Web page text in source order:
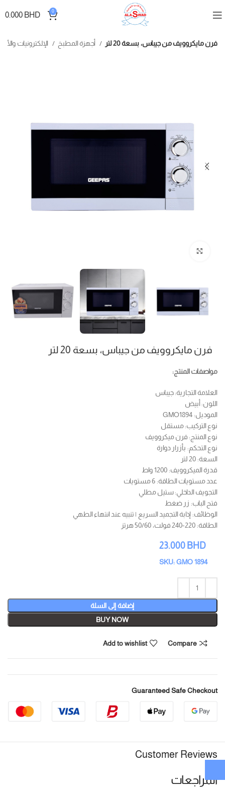
0
0.000 BHD
فرن مايكروويف من جيباس، بسعة 20 لتر
فرن مايكروويف من جيباس، بسعة 20 لتر
مواصفات المنتج:
العلامة التجارية: جيباس
اللون: أبيض
الموديل: GMO1894
نوع التركيب: مستقل
نوع المنتج: فرن ميكروويف
نوع التحكم: بأزرار دوارة
السعة: 20 لتر
قدرة الميكروويف: 1200 واط
عدد مستويات الطاقة: 6 مستويات
التجويف الداخلي: ستيل مطلي
فتح الباب: زر ضغط
الوظائف: إذابة التجميد السريع | تنبيه عند انتهاء الطهي
الطاقة: 220-240 فولت، 50/60 هرتز
23.000 BHD
SKU: GMO 1894
إضافة إلى السلة
BUY NOW
Compare
Add to wishlist
Guaranteed Safe Checkout
Customer Reviews
المراجعات